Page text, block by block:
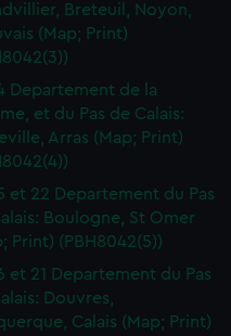
Breteuil, Noyon,
(Map; Print)
Departement de la
et du Pas de Calais:
Arras (Map; Print)
et 22 Departement du Pas
Boulogne, St Omer
Print) (PBH8042(5))
et 21 Departement du Pas
Douvres,
Calais (Map; Print)